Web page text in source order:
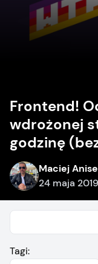
Frontend!
wdrożonej
godzinę
Maciej
24 maja 2019
Tagi: